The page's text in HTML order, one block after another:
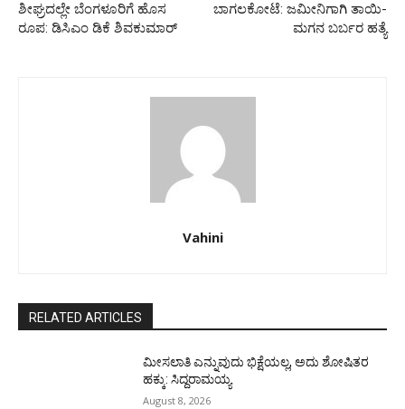
ಶೀಘ್ರದಲ್ಲೇ ಬೆಂಗಳೂರಿಗೆ ಹೊಸ
ರೂಪ: ಡಿಸಿಎಂ ಡಿಕೆ ಶಿವಕುಮಾರ್
ಬಾಗಲಕೋಟೆ: ಜಮೀನಿಗಾಗಿ ತಾಯಿ-
ಮಗನ ಬರ್ಬರ ಹತ್ಯೆ
Vahini
RELATED ARTICLES
ಮೀಸಲಾತಿ ಎನ್ನುವುದು ಭಿಕ್ಷೆಯಲ್ಲ, ಅದು ಶೋಷಿತರ
ಹಕ್ಕು: ಸಿದ್ದರಾಮಯ್ಯ
August 8, 2026